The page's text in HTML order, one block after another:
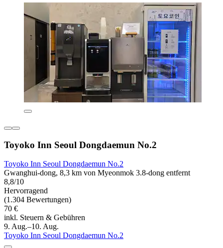
Toyoko Inn Seoul Dongdaemun No.2
Toyoko Inn Seoul Dongdaemun No.2
Gwanghui-dong, 8,3 km von Myeonmok 3.8-dong entfernt
8,8/10
Hervorragend
(1.304 Bewertungen)
70 €
inkl. Steuern & Gebühren
9. Aug.–10. Aug.
Toyoko Inn Seoul Dongdaemun No.2